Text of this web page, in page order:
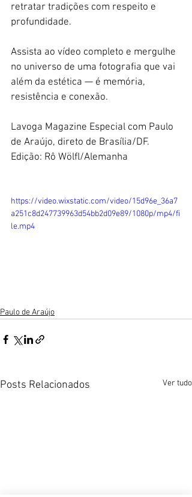
retratar tradições com respeito e
profundidade.
Assista ao vídeo completo e mergulhe
no universo de uma fotografia que vai
além da estética — é memória,
resistência e conexão.
Lavoga Magazine Especial com Paulo
de Araújo, direto de Brasília/DF.
Edição: Rô Wölfl/Alemanha
https://video.wixstatic.com/video/15d96e_36a7
a251c8d247739963d54bb2d09e89/1080p/mp4/fi
le.mp4
Paulo de Araújo
Posts Relacionados Ver tudo